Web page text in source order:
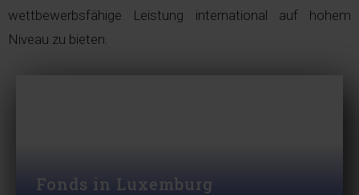
wettbewerbsfähige Leistung international auf hohem
Niveau zu bieten.
Fonds in Luxemburg